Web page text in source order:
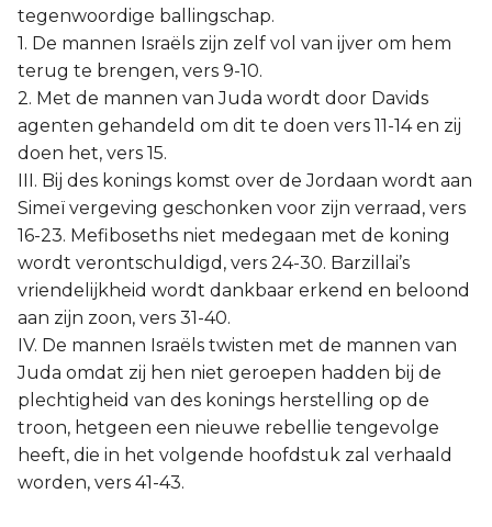
tegenwoordige ballingschap.
1. De mannen Israëls zijn zelf vol van ijver om hem
terug te brengen, vers 9-10.
2. Met de mannen van Juda wordt door Davids
agenten gehandeld om dit te doen vers 11-14 en zij
doen het, vers 15.
III. Bij des konings komst over de Jordaan wordt aan
Simeï vergeving geschonken voor zijn verraad, vers
16-23. Mefiboseths niet medegaan met de koning
wordt verontschuldigd, vers 24-30. Barzillai’s
vriendelijkheid wordt dankbaar erkend en beloond
aan zijn zoon, vers 31-40.
IV. De mannen Israëls twisten met de mannen van
Juda omdat zij hen niet geroepen hadden bij de
plechtigheid van des konings herstelling op de
troon, hetgeen een nieuwe rebellie tengevolge
heeft, die in het volgende hoofdstuk zal verhaald
worden, vers 41-43.